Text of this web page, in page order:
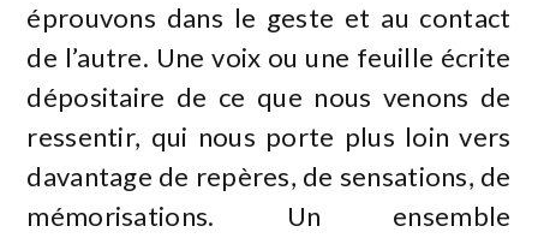
éprouvons dans le geste et au contact
de l’autre. Une voix ou une feuille écrite
dépositaire de ce que nous venons de
ressentir, qui nous porte plus loin vers
davantage de repères, de sensations, de
mémorisations. Un ensemble